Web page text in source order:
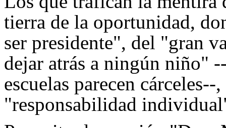
tierra de la oportunidad,
ser presidente", del "gran
dejar atrás a ningún niño"
escuelas parecen
"responsabilidad